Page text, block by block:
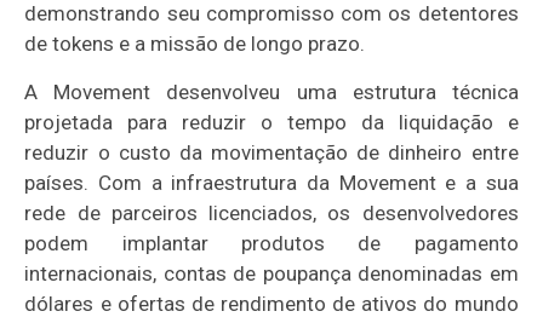
demonstrando seu compromisso com os detentores
de tokens e a missão de longo prazo.
A Movement desenvolveu uma estrutura técnica
projetada para reduzir o tempo da liquidação e
reduzir o custo da movimentação de dinheiro entre
países. Com a infraestrutura da Movement e a sua
rede de parceiros licenciados, os desenvolvedores
podem implantar produtos de pagamento
internacionais, contas de poupança denominadas em
dólares e ofertas de rendimento de ativos do mundo